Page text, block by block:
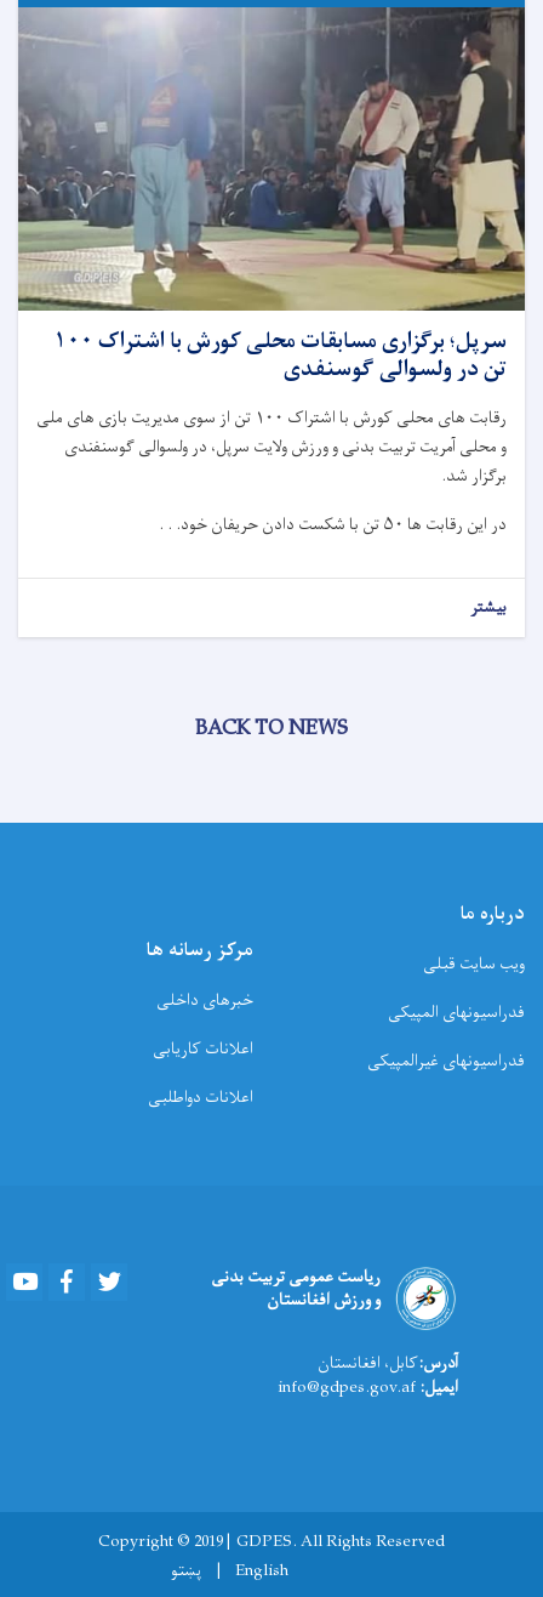
سرپل؛ برگزاری مسابقات محلی کورش با اشتراک ۱۰۰
تن در ولسوالی گوسنفدی
رقابت های محلی کورش با اشتراک ۱۰۰ تن از سوی مدیریت بازی های ملی
و محلی آمریت تربیت بدنی و ورزش ولایت سرپل، در ولسوالی گوسنفندی
برگزار شد.
در این رقابت ها ۵۰ تن با شکست دادن حریفان خود. . .
بیشتر
BACK TO NEWS
درباره ما
ویب سایت قبلی
فدراسیونهای المپیکی
فدراسیونهای غیرالمپیکی
مرکز رسانه ها
خبرهای داخلی
اعلانات کاریابی
اعلانات دواطلبی
ریاست عمومی تربیت بدنی
و ورزش افغانستان
Youtube Facebook
آدرس:کابل، افغانستان
ایمیل:
Copyright © 2019 | GDPES. All Rights Reserved
English
پښتو